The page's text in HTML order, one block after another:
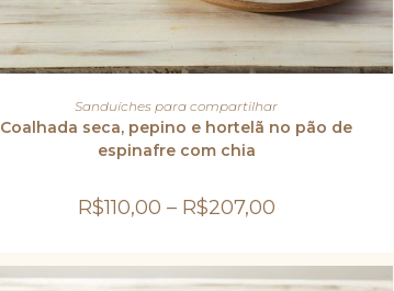
Este
tem
várias
variantes.
As
ser
escolhidas
do
produto
Sanduíches para compartilhar
Coalhada seca, pepino e hortelã no pão de
espinafre com chia
R$110,00 – R$207,00